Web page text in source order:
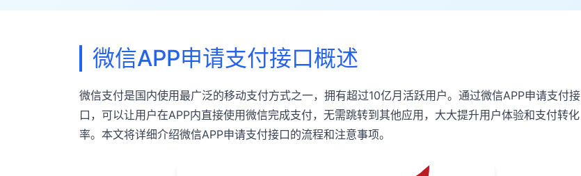
微信APP申请支付接口概述
微信支付是国内使用最广泛的移动支付方式之一，拥有超过10亿月活跃用户。通过微信APP申请支付接
口，可以让用户在APP内直接使用微信完成支付，无需跳转到其他应用，大大提升用户体验和支付转化
率。本文将详细介绍微信APP申请支付接口的流程和注意事项。